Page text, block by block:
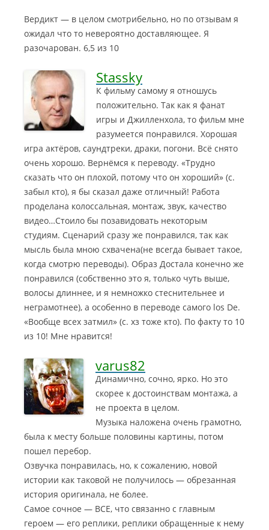
Вердикт — в целом смотрибельно, но по отзывам я
ожидал что то невероятно доставляющее. Я
разочарован. 6,5 из 10
Stassky
К фильму самому я отношусь
положительно. Так как я фанат
игры и Джилленхола, то фильм мне
разумеется понравился. Хорошая
игра актёров, саундтреки, драки, погони. Всё снято
очень хорошо. Вернёмся к переводу. «Трудно
сказать что он плохой, потому что он хороший» (с.
забыл кто), я бы сказал даже отличный! Работа
проделана колоссальная, монтаж, звук, качество
видео…Стоило бы позавидовать некоторым
студиям. Сценарий сразу же понравился, так как
мысль была мною схвачена(не всегда бывает такое,
когда смотрю переводы). Образ Достала конечно же
понравился (собственно это я, только чуть выше,
волосы длиннее, и я немножко стеснительнее и
неграмотнее), а особенно в переводе самого los De.
«Вообще всех затмил» (с. хз тоже кто). По факту то 10
из 10! Мне нравится!
varus82
Динамично, сочно, ярко. Но это
скорее к достоинствам монтажа, а
не проекта в целом.
Музыка наложена очень грамотно,
была к месту больше половины картины, потом
пошел перебор.
Озвучка понравилась, но, к сожалению, новой
истории как таковой не получилось — обрезанная
история оригинала, не более.
Самое сочное — ВСЕ, что связанно с главным
героем — его реплики, реплики обращенные к нему